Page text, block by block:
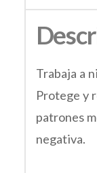
Trabaja a
Protege y
patrones
negativa.